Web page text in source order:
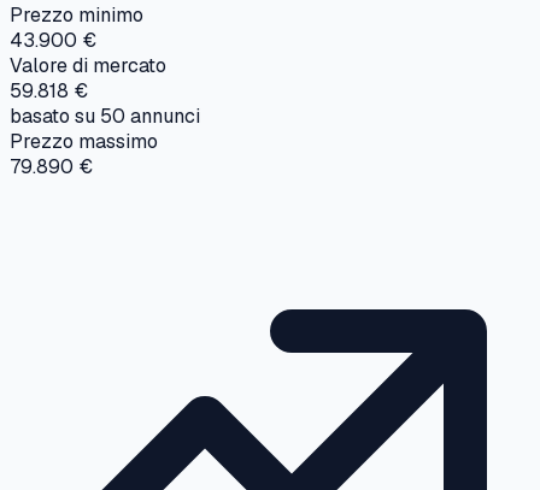
Prezzo minimo
43.900 €
Valore di mercato
59.818 €
basato su 50 annunci
Prezzo massimo
79.890 €